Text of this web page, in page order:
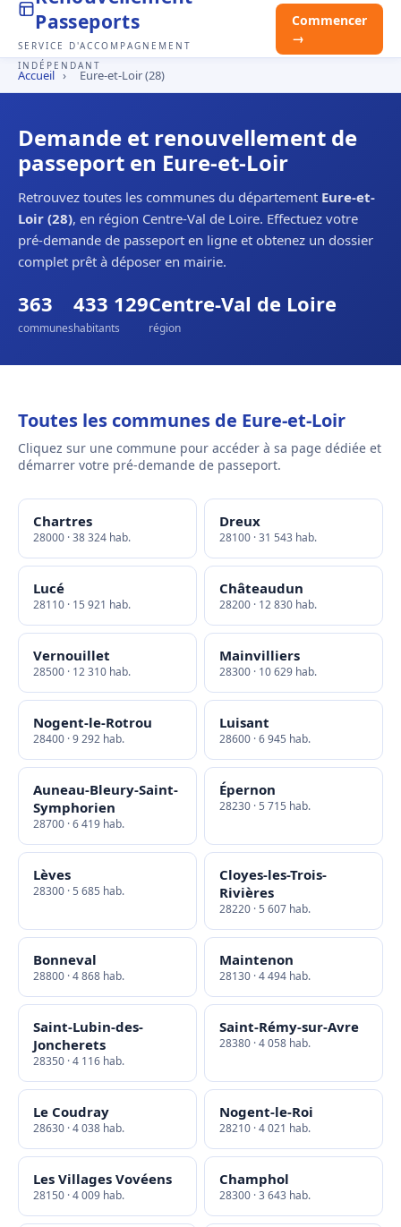
Passeports
SERVICE D'ACCOMPAGNEMENT
INDÉPENDANT
Commencer
→
Accueil › Eure-et-Loir (28)
Demande et renouvellement de
passeport en Eure-et-Loir
Retrouvez toutes les communes du département Eure-et-
Loir (28), en région Centre-Val de Loire. Effectuez votre
pré-demande de passeport en ligne et obtenez un dossier
complet prêt à déposer en mairie.
363
communes
433 129
habitants
Centre-Val de Loire
région
Toutes les communes de Eure-et-Loir
Cliquez sur une commune pour accéder à sa page dédiée et
démarrer votre pré-demande de passeport.
Chartres
28000 · 38 324 hab.
Dreux
28100 · 31 543 hab.
Lucé
28110 · 15 921 hab.
Châteaudun
28200 · 12 830 hab.
Vernouillet
28500 · 12 310 hab.
Mainvilliers
28300 · 10 629 hab.
Nogent-le-Rotrou
28400 · 9 292 hab.
Luisant
28600 · 6 945 hab.
Auneau-Bleury-Saint-
Symphorien
28700 · 6 419 hab.
Épernon
28230 · 5 715 hab.
Lèves
28300 · 5 685 hab.
Cloyes-les-Trois-
Rivières
28220 · 5 607 hab.
Bonneval
28800 · 4 868 hab.
Maintenon
28130 · 4 494 hab.
Saint-Lubin-des-
Joncherets
28350 · 4 116 hab.
Saint-Rémy-sur-Avre
28380 · 4 058 hab.
Le Coudray
28630 · 4 038 hab.
Nogent-le-Roi
28210 · 4 021 hab.
Les Villages Vovéens
28150 · 4 009 hab.
Champhol
28300 · 3 643 hab.